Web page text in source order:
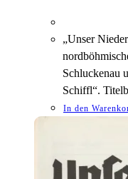
„Unser
Schluckenau
Schiffl“.
In den